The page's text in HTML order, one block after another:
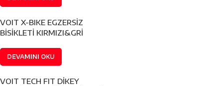
VOIT X-BIKE EGZERSİZ
BİSİKLETİ KIRMIZI&GRİ
DEVAMINI OKU
VOIT TECH FIT DİKEY